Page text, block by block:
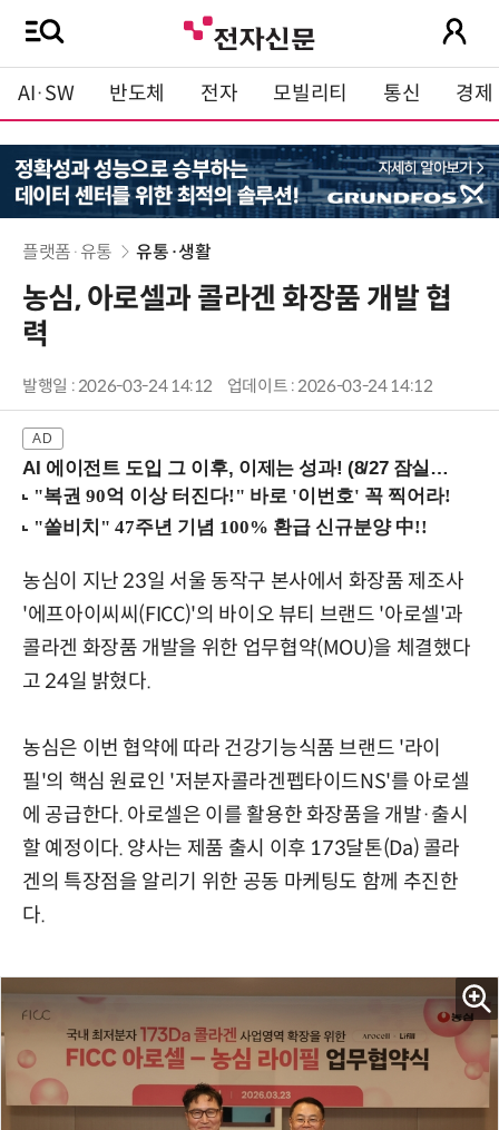
AI·SW 반도체 전자 모빌리티 통신 경제
플랫폼·유통 유통·생활
농심, 아로셀과 콜라겐 화장품 개발 협
력
발행일 : 2026-03-24 14:12 업데이트 : 2026-03-24 14:12
AI 에이전트 도입 그 이후, 이제는 성과! (8/27 잠실역)
농심이 지난 23일 서울 동작구 본사에서 화장품 제조사
'에프아이씨씨(FICC)'의 바이오 뷰티 브랜드 '아로셀'과
콜라겐 화장품 개발을 위한 업무협약(MOU)을 체결했다
고 24일 밝혔다.
농심은 이번 협약에 따라 건강기능식품 브랜드 '라이
필'의 핵심 원료인 '저분자콜라겐펩타이드NS'를 아로셀
에 공급한다. 아로셀은 이를 활용한 화장품을 개발·출시
할 예정이다. 양사는 제품 출시 이후 173달톤(Da) 콜라
겐의 특장점을 알리기 위한 공동 마케팅도 함께 추진한
다.